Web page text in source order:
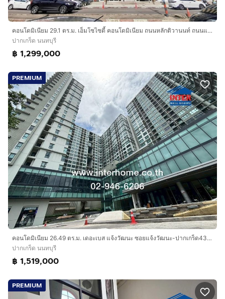
คอนโดมิเนียม 29.1 ตร.ม. เอ็มโซไซตี้ คอนโดมิเนียม ถนนหลักติวานนท์ ถนนแจ้งวัฒนะ ปากเกร็ด นนทบุรี
ปากเกร็ด นนทบุรี
฿ 1,299,000
PREMIUM
คอนโดมิเนียม 26.49 ตร.ม. เดอะเบส แจ้งวัฒนะ ซอยแจ้งวัฒนะ-ปากเกร็ด43 ถนนแจ้งวัฒนะ ถนนแจ้งวัฒนะ-ปากเกร็ด43 ปากเกร็ด นนทบุรี
ปากเกร็ด นนทบุรี
฿ 1,519,000
PREMIUM